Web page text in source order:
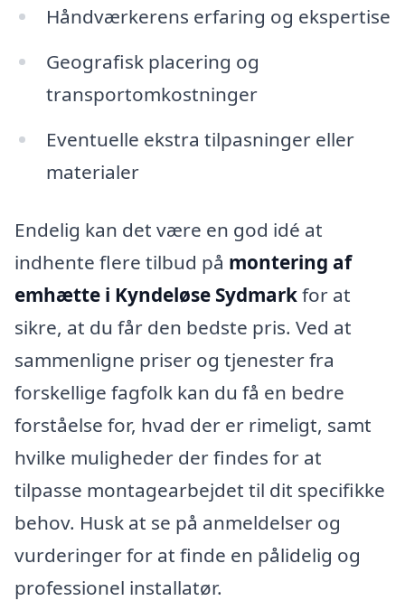
Håndværkerens erfaring og ekspertise
Geografisk placering og
transportomkostninger
Eventuelle ekstra tilpasninger eller
materialer
Endelig kan det være en god idé at
indhente flere tilbud på montering af
emhætte i Kyndeløse Sydmarkfor at
sikre, at du får den bedste pris. Ved at
sammenligne priser og tjenester fra
forskellige fagfolk kan du få en bedre
forståelse for, hvad der er rimeligt, samt
hvilke muligheder der findes for at
tilpasse montagearbejdet til dit specifikke
behov. Husk at se på anmeldelser og
vurderinger for at finde en pålidelig og
professionel installatør.